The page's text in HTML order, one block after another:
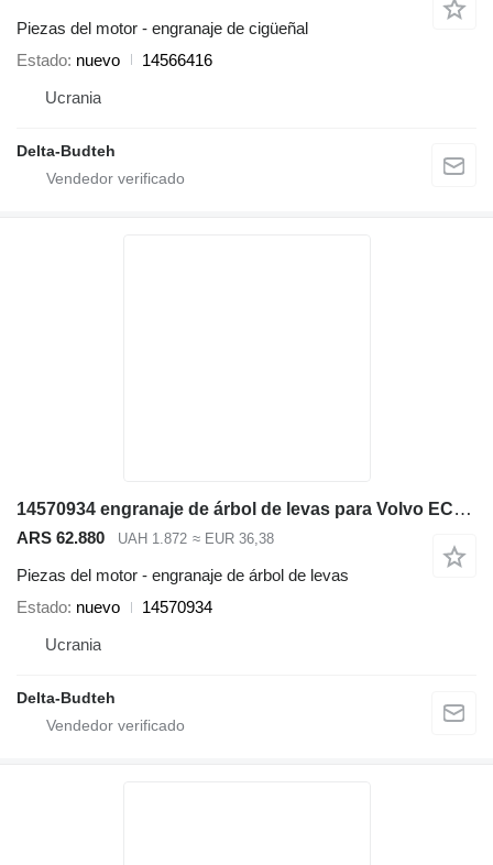
Piezas del motor - engranaje de cigüeñal
Estado nuevo
14566416
Ucrania
Delta-Budteh
14570934 engranaje de árbol de levas para Volvo EC290B LC excavadora
ARS 62.880 UAH 1.872 ≈ EUR 36,38
Piezas del motor - engranaje de árbol de levas
Estado nuevo
14570934
Ucrania
Delta-Budteh